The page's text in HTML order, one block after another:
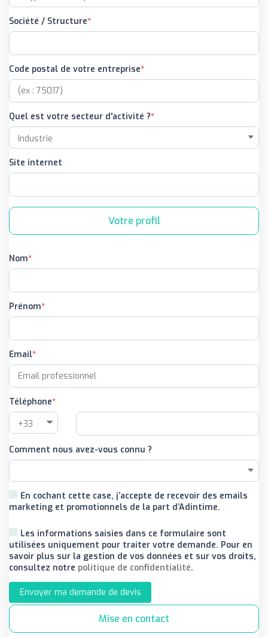
Société / Structure
Code postal de votre entreprise
Quel est votre secteur d'activité ?
Site internet
Votre profil
Nom
Prénom
Email
Téléphone
Comment nous avez-vous connu ?
En cochant cette case, j’accepte de recevoir des emails
marketing et promotionnels de la part d’Adintime.
Les informations saisies dans ce formulaire sont
utilisées uniquement pour traiter votre demande. Pour en
savoir plus sur la gestion de vos données et sur vos droits,
consultez notre politique de confidentialité.
Envoyer ma demande de devis
Mise en contact